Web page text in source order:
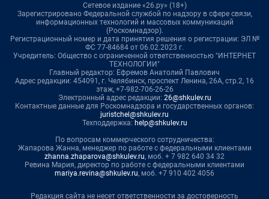
Сетевое издание «26.ру» (18+)
Зарегистрировано Федеральной службой по надзору в сфере связи,
информационных технологий и массовых коммуникаций
(Роскомнадзор).
Регистрационный номер и дата принятия решения о регистрации: ЭЛ №
ФС 77-84684 от 06.02.2023 г.
Учредитель: Общество с ограниченной ответственностью "ИНТЕРНЕТ
ТЕХНОЛОГИИ"
Главный редактор: Ефремов Анатолий Павлович
Адрес редакции: 454091, г. Челябинск, проспект Ленина, 26А, стр.2, 16
этаж, +7-982-706-26-26
Электронный адрес редакции: 26@shkulev.ru
Контактные данные для Роскомнадзора и государственных органов:
juristchel@shkulev.ru
Техподдержка: help@shkulev.ru
По вопросам коммерческого сотрудничества:
Жапарова Жанна, менеджер по работе с федеральными клиентами
zhanna.zhaparova@shkulev.ru, моб. + 7 982 640 34 32
Ревина Мария, директор по работе с федеральными клиентами
mariya.revina@shkulev.ru, моб. +7 910 402 4056
Редакция сайта не несет ответственности за достоверность